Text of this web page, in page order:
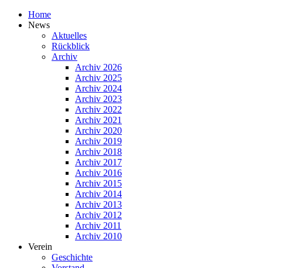
Home
News
Aktuelles
Rückblick
Archiv
Archiv 2026
Archiv 2025
Archiv 2024
Archiv 2023
Archiv 2022
Archiv 2021
Archiv 2020
Archiv 2019
Archiv 2018
Archiv 2017
Archiv 2016
Archiv 2015
Archiv 2014
Archiv 2013
Archiv 2012
Archiv 2011
Archiv 2010
Verein
Geschichte